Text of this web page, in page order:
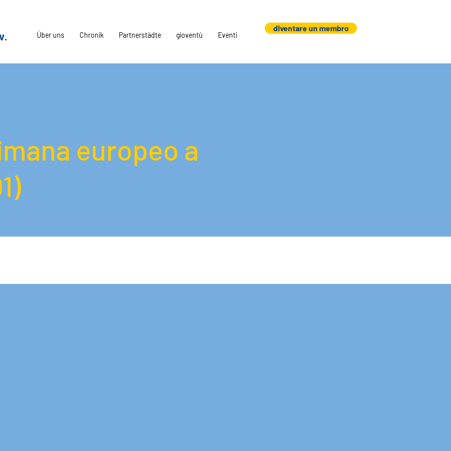
Über uns Chronik Partnerstädte gioventù Eventi
diventare un membro
europeo a